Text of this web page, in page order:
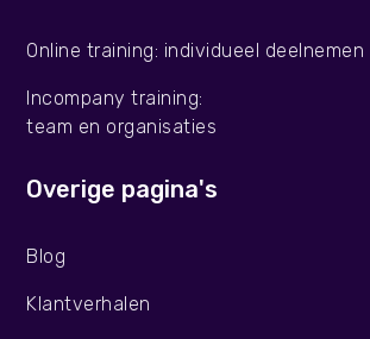
Online training: individueel deelnemen
Incompany training:
team en organisaties
Overige pagina's
Blog
Klantverhalen